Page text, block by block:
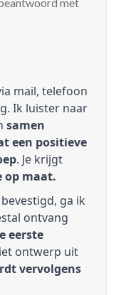
mail, telefoon
Ik luister naar
samen
een positieve
. Je krijgt
op maat.
bevestigd, ga ik
ontvang
eerste
ontwerp uit
vervolgens